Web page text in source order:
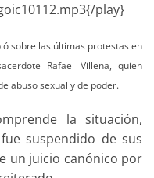
play}
sobre las últimas protestas en
Rafael Villena, quien
abuso sexual y de poder.
la situación,
suspendido de sus
un juicio canónico por